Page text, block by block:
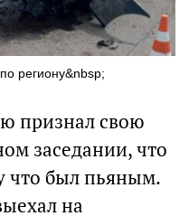
региону&nbsp;
признал свою
заседании, что
что был пьяным.
на